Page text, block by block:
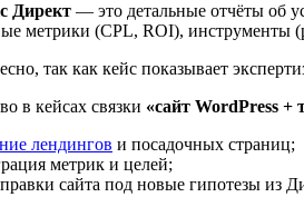
Директ — это детальные отчёты об
метрики (CPL, ROI), инструменты
так как кейс показывает
в кейсах связки «сайт WordPress +
лендингов и посадочных страниц;
метрик и целей;
сайта под новые гипотезы из